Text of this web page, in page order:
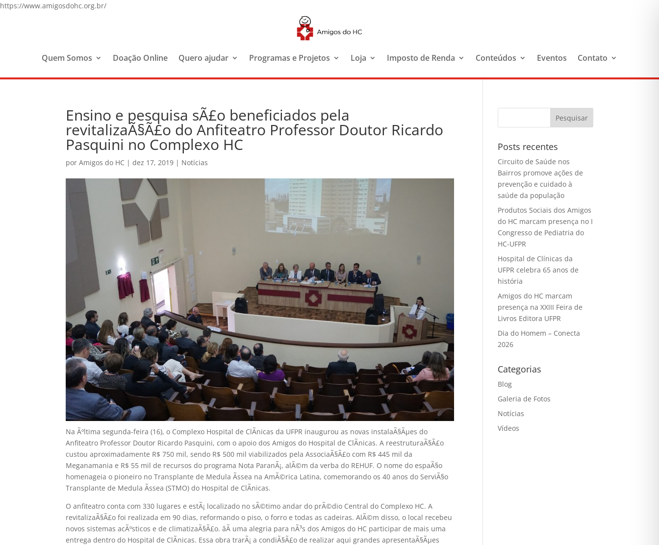
https://www.amigosdohc.org.br/
Quem Somos Doação Online Quero ajudar Programas e Projetos Loja Imposto de Renda Conteúdos Eventos Contato
Ensino e pesquisa sÃ£o beneficiados pela
revitalizaÃ§Ã£o do Anfiteatro Professor Doutor Ricardo
Pasquini no Complexo HC
porAmigos do HC |dez 17, 2019 | Notícias
Na Ãºltima segunda-feira (16), o Complexo Hospital de ClÃ­nicas da UFPR inaugurou as novas instalaÃ§Ãµes do
Anfiteatro Professor Doutor Ricardo Pasquini, com o apoio dos Amigos do Hospital de ClÃ­nicas. A reestruturaÃ§Ã£o
custou aproximadamente R$ 750 mil, sendo R$ 500 mil viabilizados pela AssociaÃ§Ã£o com R$ 445 mil da
Meganamania e R$ 55 mil de recursos do programa Nota ParanÃ¡, alÃ©m da verba do REHUF. O nome do espaÃ§o
homenageia o pioneiro no Transplante de Medula Ãssea na AmÃ©rica Latina, comemorando os 40 anos do ServiÃ§o
Transplante de Medula Ãssea (STMO) do Hospital de ClÃ­nicas.
O anfiteatro conta com 330 lugares e estÃ¡ localizado no sÃ©timo andar do prÃ©dio Central do Complexo HC. A
revitalizaÃ§Ã£o foi realizada em 90 dias, reformando o piso, o forro e todas as cadeiras. AlÃ©m disso, o local recebeu
novos sistemas acÃºsticos e de climatizaÃ§Ã£o. âÃ uma alegria para nÃ³s dos Amigos do HC participar de mais uma
entrega dentro do Hospital de ClÃ­nicas. Essa obra trarÃ¡ a condiÃ§Ã£o de realizar aqui grandes apresentaÃ§Ãµes
Posts recentes
Circuito de Saúde nos
Bairros promove ações de
prevenção e cuidado à
saúde da população
Produtos Sociais dos Amigos
do HC marcam presença no I
Congresso de Pediatria do
HC-UFPR
Hospital de Clínicas da
UFPR celebra 65 anos de
história
Amigos do HC marcam
presença na XXIII Feira de
Livros Editora UFPR
Dia do Homem – Conecta
2026
Categorias
Blog
Galeria de Fotos
Notícias
Vídeos